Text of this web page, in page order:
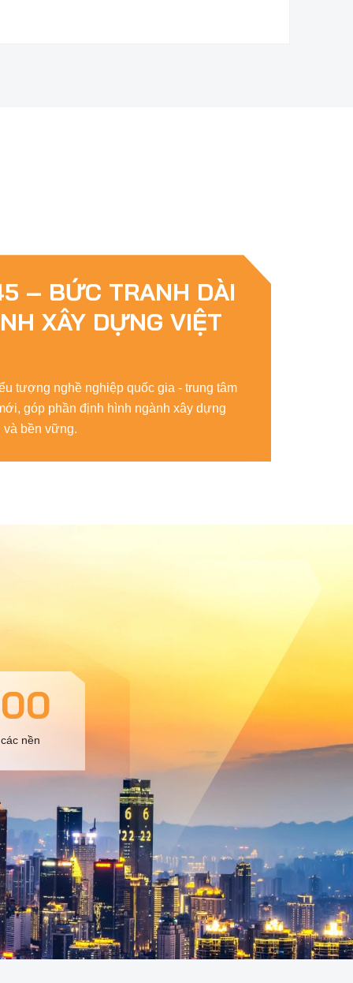
– BỨC TRANH DÀI
XÂY DỰNG VIỆT
tượng nghề nghiệp quốc gia - trung tâm
góp phần định hình ngành xây dựng
và bền vững.
nền